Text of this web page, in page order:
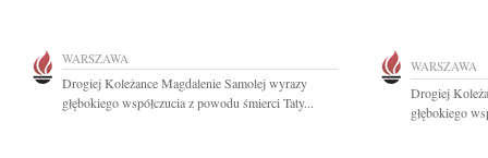
WARSZAWA
Drogiej Koleżance Magdalenie Samolej wyrazy
głębokiego współczucia z powodu śmierci Taty...
WARSZAWA
Drogiej
głębokiego